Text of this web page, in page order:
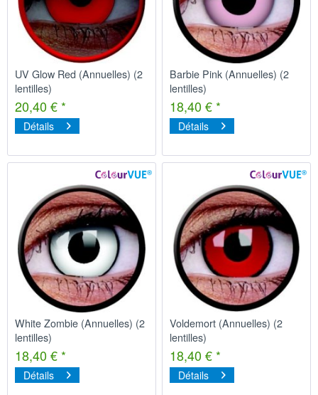
UV Glow Red (Annuelles) (2
lentilles)
20,40 € *
Détails
Barbie Pink (Annuelles) (2
lentilles)
18,40 € *
Détails
White Zombie (Annuelles) (2
lentilles)
18,40 € *
Détails
Voldemort (Annuelles) (2
lentilles)
18,40 € *
Détails